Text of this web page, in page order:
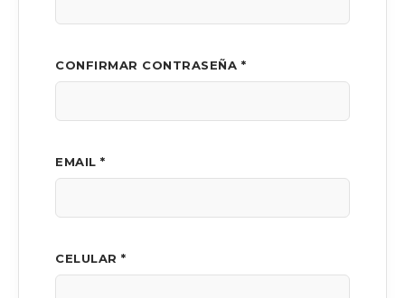
CONFIRMAR CONTRASEÑA *
EMAIL *
CELULAR *